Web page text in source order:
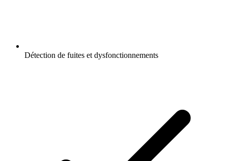
Détection de fuites et dysfonctionnements